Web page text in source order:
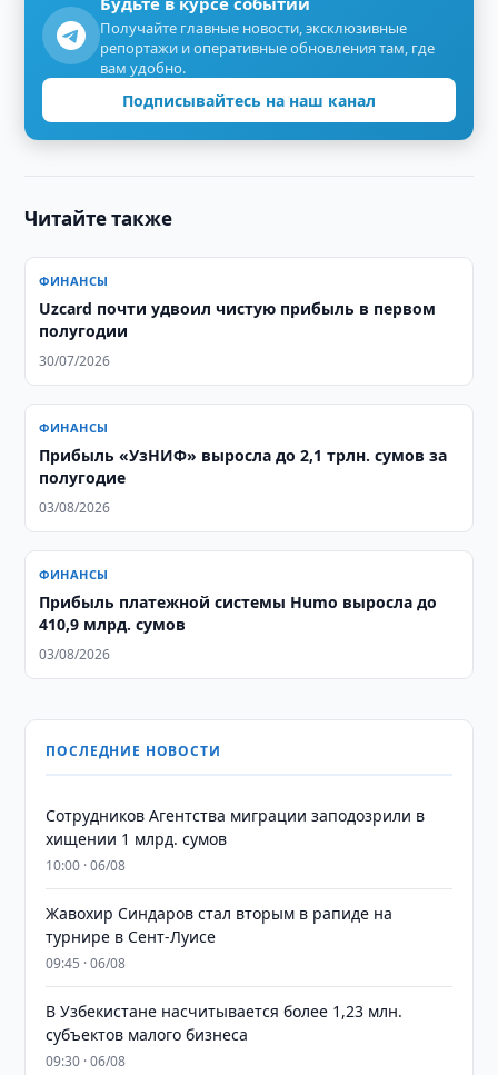
Получайте главные новости, эксклюзивные
репортажи и оперативные обновления там, где
вам удобно.
Подписывайтесь на наш канал
Читайте также
ФИНАНСЫ
Uzcard почти удвоил чистую прибыль в первом
полугодии
30/07/2026
ФИНАНСЫ
Прибыль «УзНИФ» выросла до 2,1 трлн. сумов за
полугодие
03/08/2026
ФИНАНСЫ
Прибыль платежной системы Humo выросла до
410,9 млрд. сумов
03/08/2026
ПОСЛЕДНИЕ НОВОСТИ
Сотрудников Агентства миграции заподозрили в
хищении 1 млрд. сумов
10:00 · 06/08
Жавохир Синдаров стал вторым в рапиде на
турнире в Сент-Луисе
09:45 · 06/08
В Узбекистане насчитывается более 1,23 млн.
субъектов малого бизнеса
09:30 · 06/08